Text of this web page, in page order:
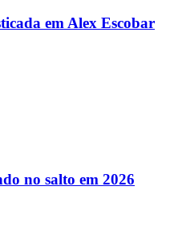
em Alex Escobar
no salto em 2026